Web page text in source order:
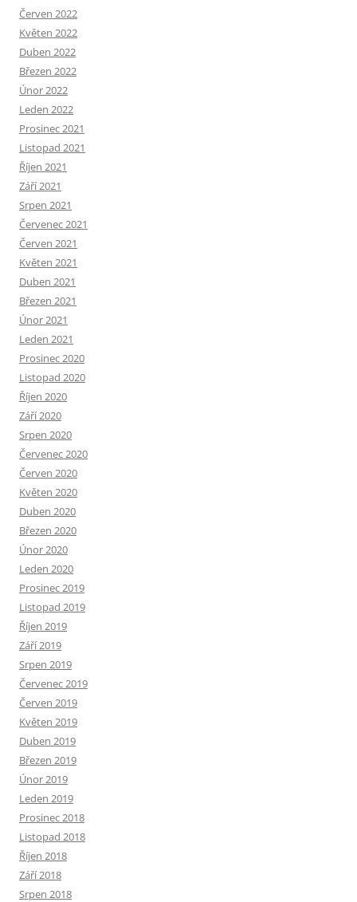
Červen 2022
Květen 2022
Duben 2022
Březen 2022
Únor 2022
Leden 2022
Prosinec 2021
Listopad 2021
Říjen 2021
Září 2021
Srpen 2021
Červenec 2021
Červen 2021
Květen 2021
Duben 2021
Březen 2021
Únor 2021
Leden 2021
Prosinec 2020
Listopad 2020
Říjen 2020
Září 2020
Srpen 2020
Červenec 2020
Červen 2020
Květen 2020
Duben 2020
Březen 2020
Únor 2020
Leden 2020
Prosinec 2019
Listopad 2019
Říjen 2019
Září 2019
Srpen 2019
Červenec 2019
Červen 2019
Květen 2019
Duben 2019
Březen 2019
Únor 2019
Leden 2019
Prosinec 2018
Listopad 2018
Říjen 2018
Září 2018
Srpen 2018